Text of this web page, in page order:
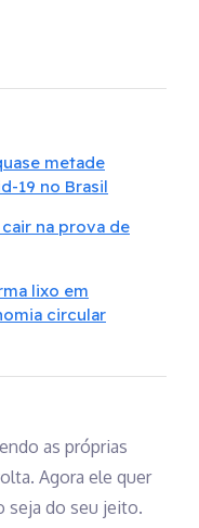
metade
19 no Brasil
na prova de
lixo em
circular
as próprias
Agora ele quer
seja do seu jeito.